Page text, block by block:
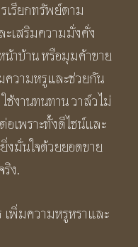
เรียกทรัพย์ตาม
เสริมความมั่งคั่ง
าบ้าน หรือมุมค้าขาย
วามหรูและช่วยกัน
งานทนทาน วาล์วไม่
เพราะทั้งดีไซน์และ
งมั่นใจด้วยยอดขาย
ง.
พิ่มความหรูหราและ